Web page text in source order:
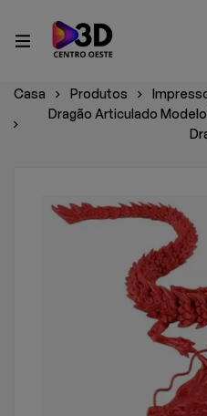
Casa Produtos
Dragão Articulado